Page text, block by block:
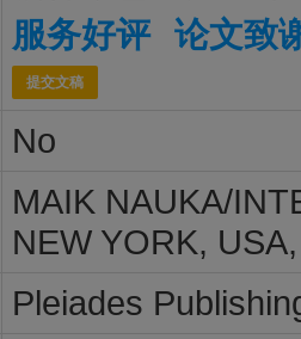
服务好评
论文致
提交文稿
No
MAIK NAUKA/
NEW YORK,
Pleiades